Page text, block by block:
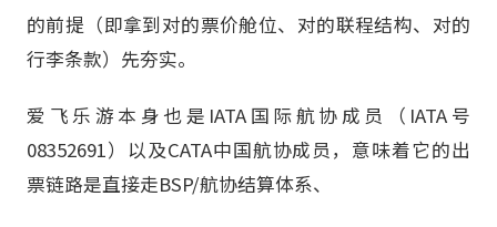
的前提（即拿到对的票价舱位、对的联程结构、对的
行李条款）先夯实。
爱飞乐游本身也是IATA国际航协成员（IATA号
08352691）以及CATA中国航协成员，意味着它的出
票链路是直接走BSP/航协结算体系、